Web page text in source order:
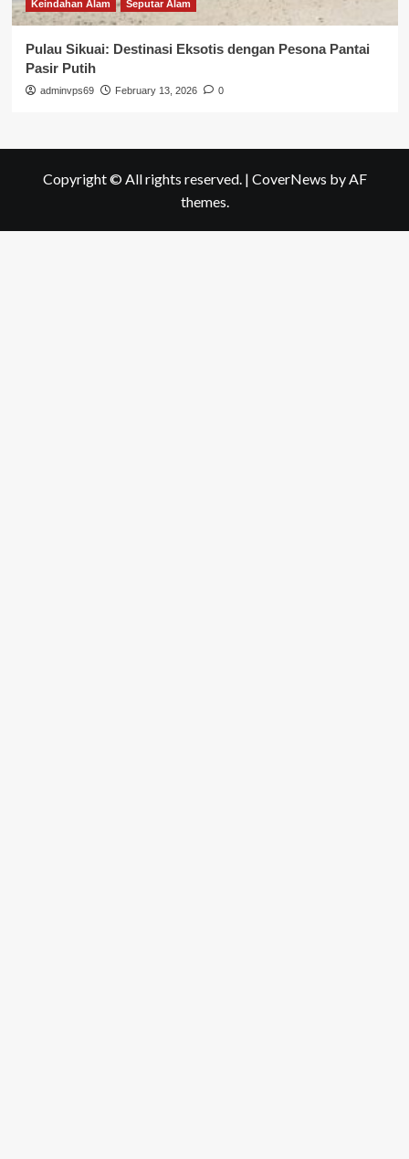
Keindahan Alam Seputar Alam
Pulau Sikuai: Destinasi Eksotis dengan Pesona Pantai
Pasir Putih
adminvps69 February 13, 2026 0
Copyright © All rights reserved. | CoverNews by AF
themes.